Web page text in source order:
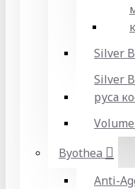
Silver
Silver
руса
Byothea
Anti-